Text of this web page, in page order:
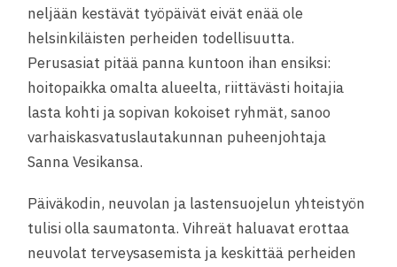
neljään kestävät työpäivät eivät enää ole
helsinkiläisten perheiden todellisuutta.
Perusasiat pitää panna kuntoon ihan ensiksi:
hoitopaikka omalta alueelta, riittävästi hoitajia
lasta kohti ja sopivan kokoiset ryhmät, sanoo
varhaiskasvatuslautakunnan puheenjohtaja
Sanna Vesikansa.
Päiväkodin, neuvolan ja lastensuojelun yhteistyön
tulisi olla saumatonta. Vihreät haluavat erottaa
neuvolat terveysasemista ja keskittää perheiden